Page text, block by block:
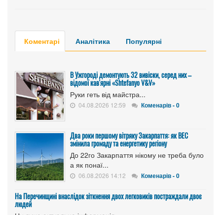
Коментарі Аналітика Популярні
В Ужгороді демонтують 32 вивіски, серед них –
відомої кав'ярні «Shtefanyo V&V»
Руки геть від майстра...
04.08.2026 12:59 Коменарів - 0
Два роки першому вітряку Закарпаття: як ВЕС
змінила громаду та енергетику регіону
До 22го Закарпаття нікому не треба було
а як понаї...
06.08.2026 14:12 Коменарів - 0
На Перечинщині внаслідок зіткнення двох легковиків постраждали двоє
людей